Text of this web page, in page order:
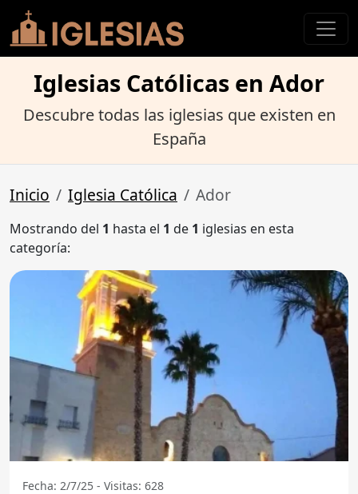
Iglesias Católicas en Ador
Descubre todas las iglesias que existen en
España
Inicio Iglesia Católica Ador
Mostrando del 1 hasta el 1 de 1 iglesias en esta
categoría:
Fecha: 2/7/25 - Visitas: 628